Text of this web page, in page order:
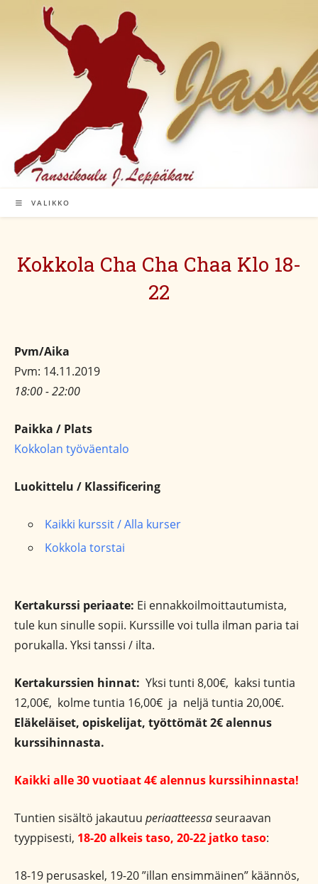
VALIKKO
Kokkola Cha Cha Chaa Klo 18-
22
Pvm/Aika
Pvm: 14.11.2019
18:00 - 22:00
Paikka / Plats
Kokkolan työväentalo
Luokittelu / Klassificering
Kaikki kurssit / Alla kurser
Kokkola torstai
Kertakurssi periaate: Ei ennakkoilmoittautumista,
tule kun sinulle sopii. Kurssille voi tulla ilman paria tai
porukalla. Yksi tanssi / ilta.
Kertakurssien hinnat: Yksi tunti 8,00€, kaksi tuntia
12,00€, kolme tuntia 16,00€ ja neljä tuntia 20,00€.
Eläkeläiset, opiskelijat, työttömät 2€ alennus
kurssihinnasta.
Kaikki alle 30 vuotiaat 4€ alennus kurssihinnasta!
Tuntien sisältö jakautuu periaatteessaseuraavan
tyyppisesti, 18-20 alkeis taso, 20-22 jatko taso:
18-19 perusaskel, 19-20 ”illan ensimmäinen” käännös,